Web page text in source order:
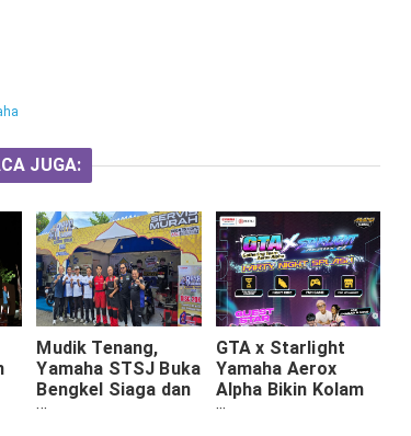
JUGA:
Mudik Tenang,
Yamaha STSJ Buka
Bengkel Siaga dan
Pos Jaga 24 Jam
GTA x Starlight
Yamaha Aerox
Alpha Bikin Kolam
UNESA Membara!